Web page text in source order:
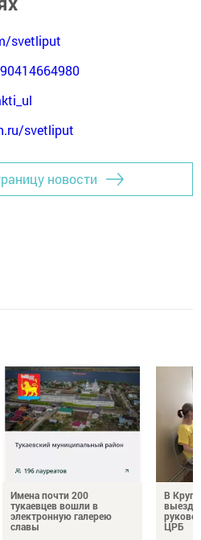
svetliput
svetliput
новости
Имена почти 200
тукаевцев вошли в
электронную галерею
славы
В
ЦРБ